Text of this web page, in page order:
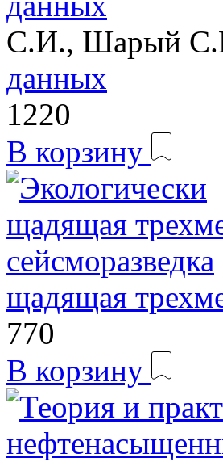
С.И., Шарый
данных
1220
В корзину
щадящая
770
В корзину